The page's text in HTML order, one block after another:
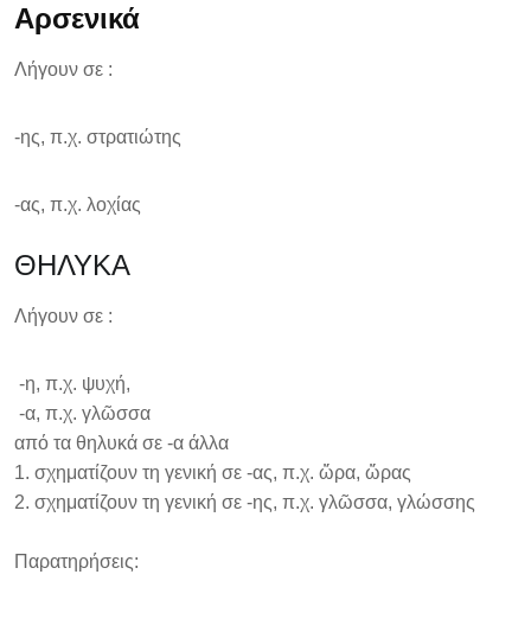
Αρσενικά
Λήγουν σε :
-ης, π.χ. στρατιώτης
-ας, π.χ. λοχίας
ΘΗΛΥΚΑ
Λήγουν σε :
-η, π.χ. ψυχή,
-α, π.χ. γλῶσσα
από τα θηλυκά σε -α άλλα
1. σχηματίζουν τη γενική σε -ας, π.χ. ὥρα, ὥρας
2. σχηματίζουν τη γενική σε -ης, π.χ. γλῶσσα, γλώσσης
Παρατηρήσεις: